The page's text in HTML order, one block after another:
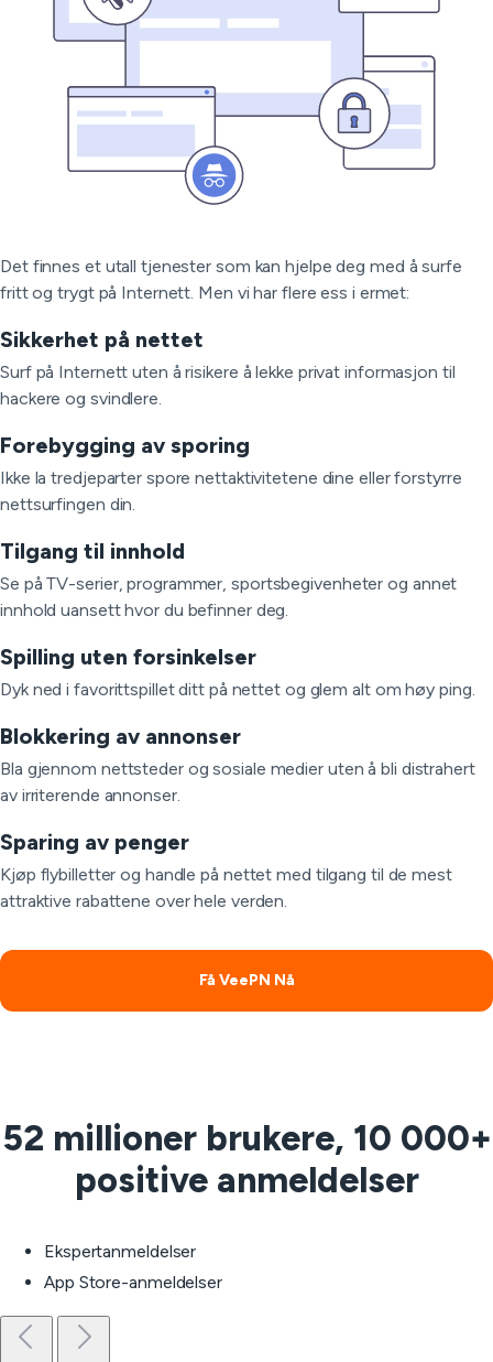
Det finnes et utall tjenester som kan hjelpe deg med å surfe
fritt og trygt på Internett. Men vi har flere ess i ermet:
Sikkerhet på nettet
Surf på Internett uten å risikere å lekke privat informasjon til
hackere og svindlere.
Forebygging av sporing
Ikke la tredjeparter spore nettaktivitetene dine eller forstyrre
nettsurfingen din.
Tilgang til innhold
Se på TV-serier, programmer, sportsbegivenheter og annet
innhold uansett hvor du befinner deg.
Spilling uten forsinkelser
Dyk ned i favorittspillet ditt på nettet og glem alt om høy ping.
Blokkering av annonser
Bla gjennom nettsteder og sosiale medier uten å bli distrahert
av irriterende annonser.
Sparing av penger
Kjøp flybilletter og handle på nettet med tilgang til de mest
attraktive rabattene over hele verden.
Få VeePN Nå
52 millioner brukere, 10 000+
positive anmeldelser
Ekspertanmeldelser
App Store-anmeldelser